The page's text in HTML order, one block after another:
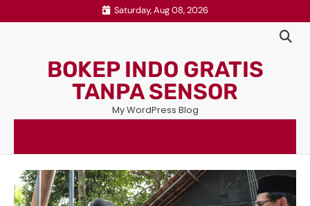
to
Saturday, Aug 08, 2026
BOKEP INDO GRATIS
TANPA SENSOR
My WordPress Blog